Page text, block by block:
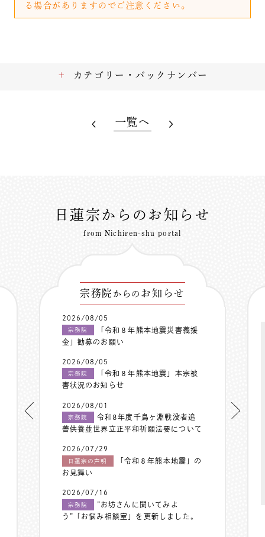
る場合がありますのでご注意ください。
カテゴリー・バックナンバー
一覧へ
日蓮宗からのお知らせ
from Nichiren-shu portal
宗務院 からの お知らせ
2026/08/05
宗務院
「令和８年熊本地震災害義援
金」勧募のお願い
2026/08/05
宗務院
「令和８年熊本地震」本宗被
害状況のお知らせ
2026/08/01
宗務院
令和8年度千鳥ヶ淵戦没者追
善供養並世界立正平和祈願法要について
2026/07/29
日蓮宗の声明
「令和８年熊本地震」の
お見舞い
2026/07/16
宗務院
”お坊さんに聞いてみよ
う”「お悩み相談室」を更新しました。